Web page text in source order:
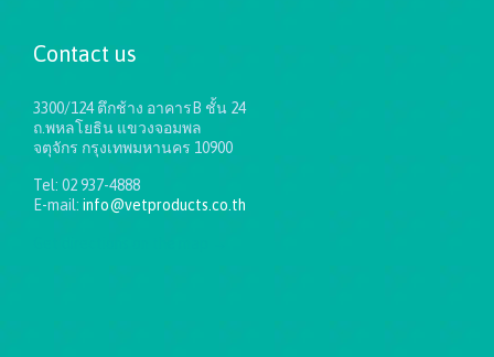
Contact us
3300/124 ตึกช้าง อาคารB ชั้น 24
ถ.พหลโยธิน แขวงจอมพล
จตุจักร กรุงเทพมหานคร 10900
Tel: 02 937-4888
E-mail: info@vetproducts.co.th